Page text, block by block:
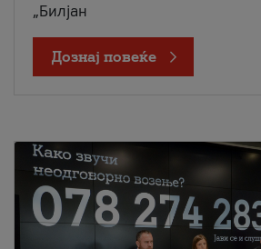
„Билјан
Дознај повеќе